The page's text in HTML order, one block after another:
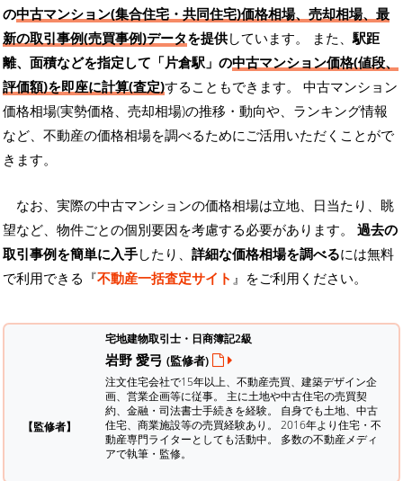
の中古マンション(集合住宅・共同住宅)価格相場、売却相場、最
新の取引事例(売買事例)データを提供しています。 また、駅距
離、面積などを指定して「片倉駅」の中古マンション価格(値段、
評価額)を即座に計算(査定)することもできます。 中古マンション
価格相場(実勢価格、売却相場)の推移・動向や、ランキング情報
など、不動産の価格相場を調べるためにご活用いただくことがで
きます。
なお、実際の中古マンションの価格相場は立地、日当たり、眺
望など、物件ごとの個別要因を考慮する必要があります。 過去の
取引事例を簡単に入手したり、 詳細な価格相場を調べるには無料
で利用できる『不動産一括査定サイト 』をご利用ください。
【監修者】
宅地建物取引士・日商簿記2級
岩野 愛弓 (監修者)
注文住宅会社で15年以上、不動産売買、建築デザイン企
画、営業企画等に従事。 主に土地や中古住宅の売買契
約、金融・司法書士手続きを経験。 自身でも土地、中古
住宅、商業施設等の売買経験あり。 2016年より住宅・不
動産専門ライターとしても活動中。 多数の不動産メディ
アで執筆・監修。